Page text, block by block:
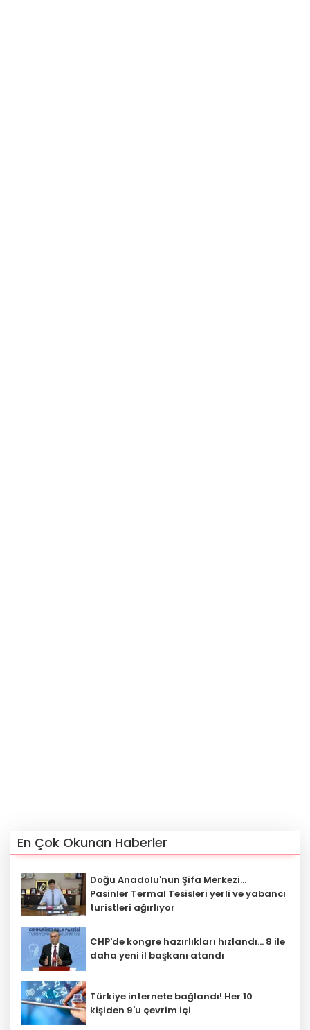
En Çok Okunan Haberler
Doğu Anadolu'nun Şifa Merkezi...
Pasinler Termal Tesisleri yerli ve yabancı
turistleri ağırlıyor
CHP'de kongre hazırlıkları hızlandı... 8 ile
daha yeni il başkanı atandı
Türkiye internete bağlandı! Her 10
kişiden 9'u çevrim içi